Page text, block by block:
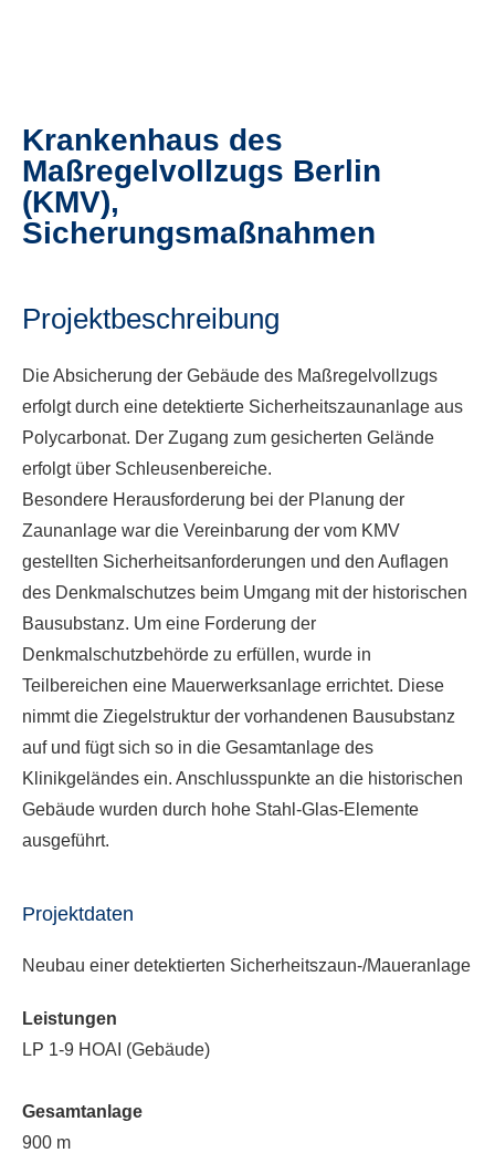
Krankenhaus des
Maßregelvollzugs Berlin
(KMV),
Sicherungsmaßnahmen
Projektbeschreibung
Die Absicherung der Gebäude des Maßregelvollzugs
erfolgt durch eine detektierte Sicherheitszaunanlage aus
Polycarbonat. Der Zugang zum gesicherten Gelände
erfolgt über Schleusenbereiche.
Besondere Herausforderung bei der Planung der
Zaunanlage war die Vereinbarung der vom KMV
gestellten Sicherheitsanforderungen und den Auflagen
des Denkmalschutzes beim Umgang mit der historischen
Bausubstanz. Um eine Forderung der
Denkmalschutzbehörde zu erfüllen, wurde in
Teilbereichen eine Mauerwerksanlage errichtet. Diese
nimmt die Ziegelstruktur der vorhandenen Bausubstanz
auf und fügt sich so in die Gesamtanlage des
Klinikgeländes ein. Anschlusspunkte an die historischen
Gebäude wurden durch hohe Stahl-Glas-Elemente
ausgeführt.
Projektdaten
Neubau einer detektierten Sicherheitszaun-/Maueranlage
Leistungen
LP 1-9 HOAI (Gebäude)
Gesamtanlage
900 m